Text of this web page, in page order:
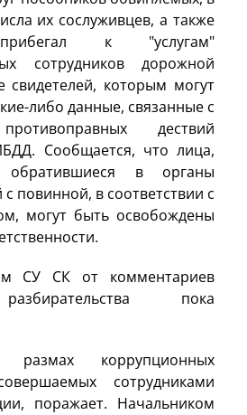
их сослуживцев, а также
к "услугам"
сотрудников дорожной
свидетелей, которым могут
либо данные, связанные с
дествий
Сообщается, что лица,
обратившиеся в органы
с повинной, в соответствии с
могут быть освобождены
СУ СК от комментариев
пока
коррупционных
сотрудниками
поражает. Начальником